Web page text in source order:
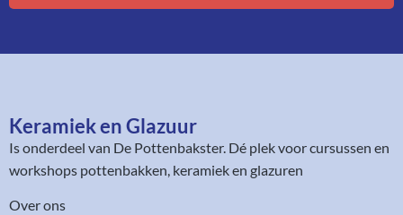
Keramiek en Glazuur​
Is onderdeel van De Pottenbakster. Dé plek voor cursussen en
workshops pottenbakken, keramiek en glazuren
Over ons